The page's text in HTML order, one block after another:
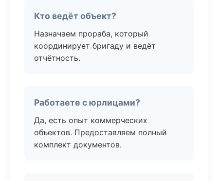
Кто ведёт объект?
Назначаем прораба, который
координирует бригаду и ведёт
отчётность.
Работаете с юрлицами?
Да, есть опыт коммерческих
объектов. Предоставляем полный
комплект документов.